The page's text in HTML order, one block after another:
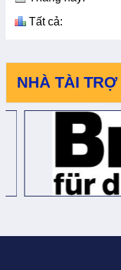
Tất cả:
NHÀ TÀI TRỢ